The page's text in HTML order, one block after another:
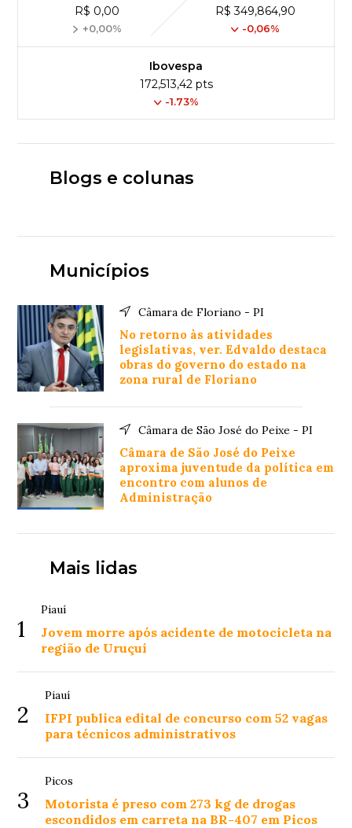
R$ 0,00
+0,00%
R$ 349,864,90
-0,06%
Ibovespa
172,513,42 pts
-1.73%
Blogs e colunas
Municípios
Câmara de Floriano - PI
No retorno às atividades
legislativas, ver. Edvaldo destaca
obras do governo do estado na
zona rural de Floriano
Câmara de São José do Peixe - PI
Câmara de São José do Peixe
aproxima juventude da política em
encontro com alunos de
Administração
Mais lidas
1
Piauí
Jovem morre após acidente de motocicleta na
região de Uruçuí
2
Piauí
IFPI publica edital de concurso com 52 vagas
para técnicos administrativos
3
Picos
Motorista é preso com 273 kg de drogas
escondidos em carreta na BR-407 em Picos